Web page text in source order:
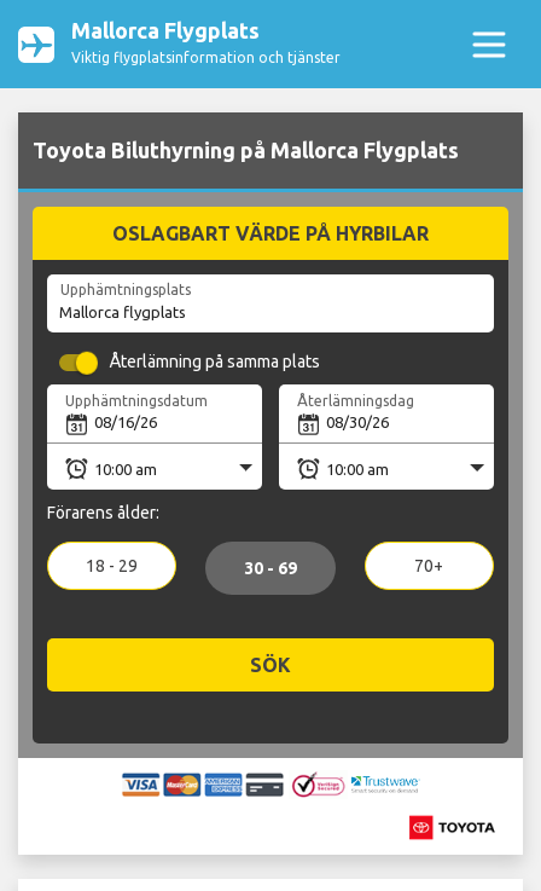
Mallorca Flygplats
Viktig flygplatsinformation och tjänster
Toyota Biluthyrning på Mallorca Flygplats
OSLAGBART VÄRDE PÅ HYRBILAR
Upphämtningsplats
Återlämning på samma plats
Upphämtningsdatum Återlämningsdag
Förarens ålder:
18 - 29 30 - 69 70+
SÖK